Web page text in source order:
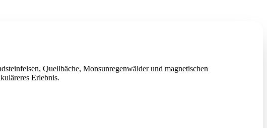
Quellbäche, Monsunregenwälder und magnetischen
Erlebnis.